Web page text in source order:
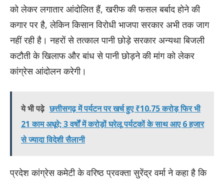
को लेकर लगातार आंदोलित हैं, खरीफ की फसल बर्बाद होने की
कगार पर है, लेकिन किसान विरोधी भाजपा सरकार अभी तक जाग
नहीं रही है। नहरों से तत्काल पानी छोड़े सरकार अन्यथा बिजली
कटौती के खिलाफ और बांध से पानी छोड़ने की मांग को लेकर
कांग्रेस आंदोलन करेगी।
ये भी पढ़े छत्तीसगढ़ में पर्यटन पर खर्च हुए ₹10.75 करोड़ फिर भी
21 काम अधूरे; 3 वर्षों में करोड़ों घरेलू पर्यटकों के साथ आए 6 हजार
से ज्यादा विदेशी सैलानी
प्रदेश कांग्रेस कमेटी के वरिष्ठ प्रवक्ता सुरेंद्र वर्मा ने कहा है कि